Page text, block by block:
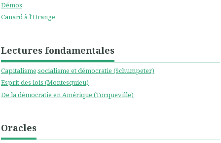
Démos
Canard à l'Orange
Lectures fondamentales
Capitalisme,socialisme et démocratie (Schumpeter)
Esprit des lois (Montesquieu)
De la démocratie en Amérique (Tocqueville)
Oracles